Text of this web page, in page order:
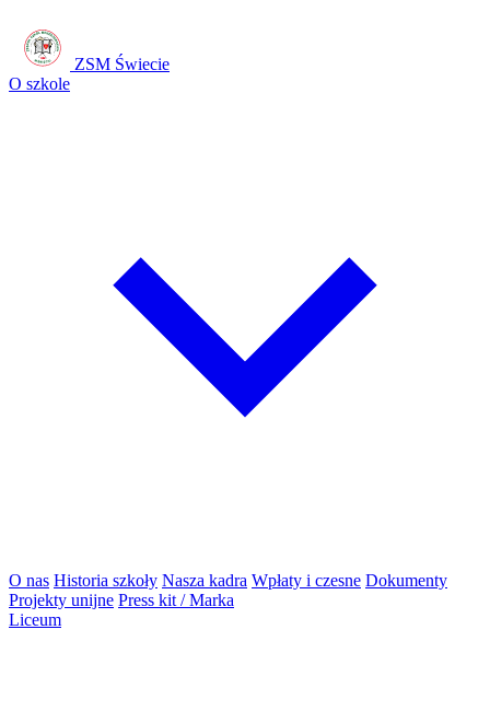
ZSM Świecie
O szkole
O nas Historia szkoły Nasza kadra Wpłaty i czesne Dokumenty
Projekty unijne Press kit / Marka
Liceum